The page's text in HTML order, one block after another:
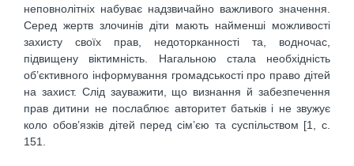
неповнолітніх набуває надзвичайно важливого значення.
Серед жертв злочинів діти мають найменші можливості
захисту своїх прав, недоторканності та, водночас,
підвищену віктимність. Нагальною стала необхідність
об’єктивного інформування громадськості про право дітей
на захист. Слід зауважити, що визнання й забезпечення
прав дитини не послаблює авторитет батьків і не звужує
коло обов’язків дітей перед сім’єю та суспільством [1, с.
151.